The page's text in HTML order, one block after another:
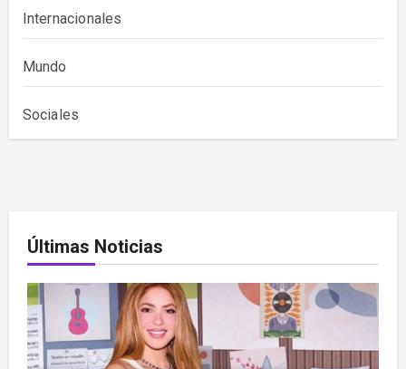
Internacionales
Mundo
Sociales
Últimas Noticias